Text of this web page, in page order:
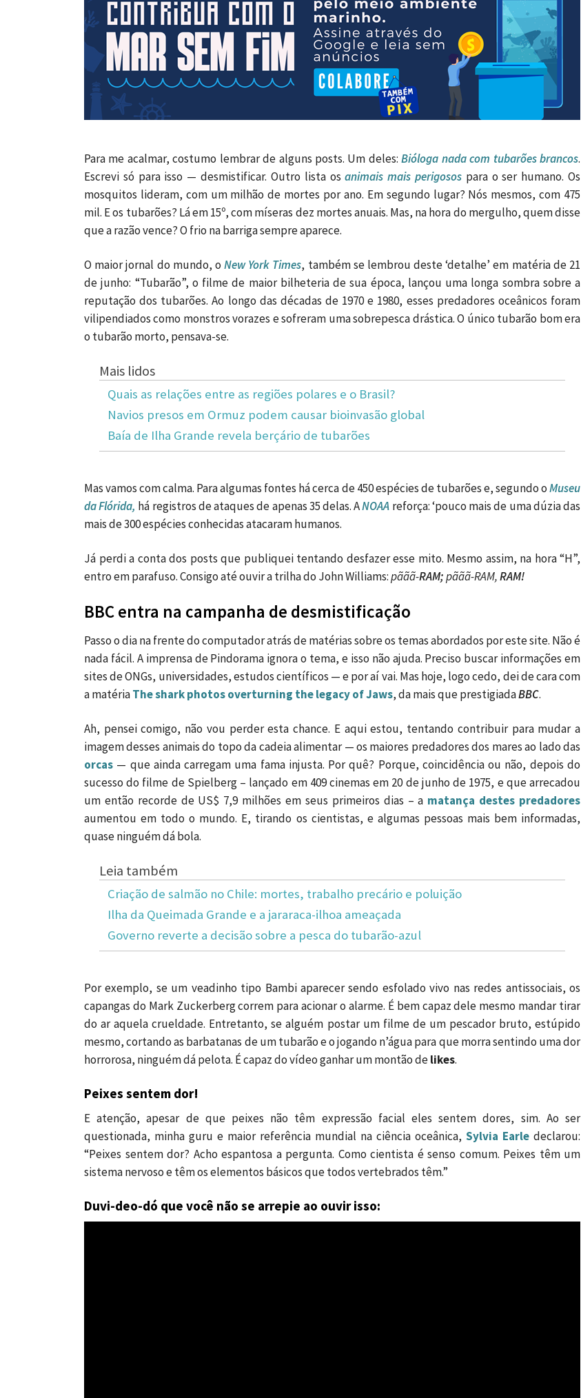
Para me acalmar, costumo lembrar de alguns posts. Um deles:Bióloga nada com tubarões brancos.
Escrevi só para isso — desmistificar. Outro lista osanimais mais perigosospara o ser humano. Os
mosquitos lideram, com um milhão de mortes por ano. Em segundo lugar? Nós mesmos, com 475
mil. E os tubarões? Lá em 15º, com míseras dez mortes anuais. Mas, na hora do mergulho, quem disse
que a razão vence? O frio na barriga sempre aparece.
O maior jornal do mundo, oNew York Times, também se lembrou deste ‘detalhe’ em matéria de 21
de junho: “Tubarão”, o filme de maior bilheteria de sua época, lançou uma longa sombra sobre a
reputação dos tubarões. Ao longo das décadas de 1970 e 1980, esses predadores oceânicos foram
vilipendiados como monstros vorazes e sofreram uma sobrepesca drástica. O único tubarão bom era
o tubarão morto, pensava-se.
Mais lidos
Quais as relações entre as regiões polares e o Brasil?
Navios presos em Ormuz podem causar bioinvasão global
Baía de Ilha Grande revela berçário de tubarões
Mas vamos com calma. Para algumas fontes há cerca de 450 espécies de tubarões e, segundo oMuseu
da Flórida, há registros de ataques de apenas 35 delas. ANOAA reforça: ‘pouco mais de uma dúzia das
mais de 300 espécies conhecidas atacaram humanos.
Já perdi a conta dos posts que publiquei tentando desfazer esse mito. Mesmo assim, na hora “H”,
entro em parafuso. Consigo até ouvir a trilha do John Williams:pããã-RAM;pããã-RAM,RAM!
BBC entra na campanha de desmistificação
Passo o dia na frente do computador atrás de matérias sobre os temas abordados por este site. Não é
nada fácil. A imprensa de Pindorama ignora o tema, e isso não ajuda. Preciso buscar informações em
sites de ONGs, universidades, estudos científicos — e por aí vai. Mas hoje, logo cedo, dei de cara com
a matériaThe shark photos overturning the legacy of Jaws, da mais que prestigiadaBBC.
Ah, pensei comigo, não vou perder esta chance. E aqui estou, tentando contribuir para mudar a
imagem desses animais do topo da cadeia alimentar — os maiores predadores dos mares ao lado das
orcas — que ainda carregam uma fama injusta. Por quê? Porque, coincidência ou não, depois do
sucesso do filme de Spielberg – lançado em 409 cinemas em 20 de junho de 1975, e que arrecadou
um então recorde de US$ 7,9 milhões em seus primeiros dias – a matança destes predadores
aumentou em todo o mundo. E, tirando os cientistas, e algumas pessoas mais bem informadas,
quase ninguém dá bola.
Leia também
Criação de salmão no Chile: mortes, trabalho precário e poluição
Ilha da Queimada Grande e a jararaca-ilhoa ameaçada
Governo reverte a decisão sobre a pesca do tubarão-azul
Por exemplo, se um veadinho tipo Bambi aparecer sendo esfolado vivo nas redes antissociais, os
capangas do Mark Zuckerberg correm para acionar o alarme. É bem capaz dele mesmo mandar tirar
do ar aquela crueldade. Entretanto, se alguém postar um filme de um pescador bruto, estúpido
mesmo, cortando as barbatanas de um tubarão e o jogando n’água para que morra sentindo uma dor
horrorosa, ninguém dá pelota. É capaz do vídeo ganhar um montão delikes.
Peixes sentem dor!
E atenção, apesar de que peixes não têm expressão facial eles sentem dores, sim. Ao ser
questionada, minha guru e maior referência mundial na ciência oceânica, Sylvia Earle declarou:
“Peixes sentem dor? Acho espantosa a pergunta. Como cientista é senso comum. Peixes têm um
sistema nervoso e têm os elementos básicos que todos vertebrados têm.”
Duvi-deo-dó que você não se arrepie ao ouvir isso: